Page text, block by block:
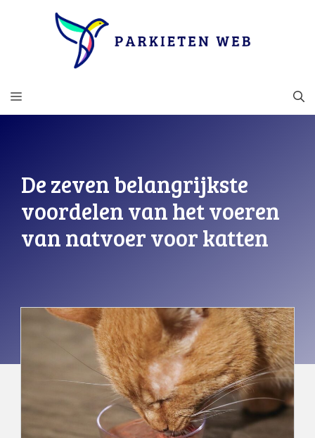
MENU
De zeven belangrijkste
voordelen van het voeren
van natvoer voor katten